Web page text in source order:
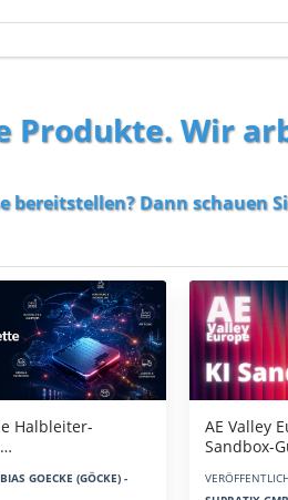
Produkte. Wir
bereitstellen? Dann schauen
Halbleiter-
GOECKE (GÖCKE) -
AE Valley
Sandbox-